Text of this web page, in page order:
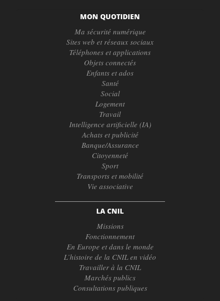
MON QUOTIDIEN
Ma sécurité numérique
Sites web et réseaux sociaux
Téléphones et applications
Objets connectés
Enfants et ados
Santé
Social
Logement
Travail
Intelligence artificielle (IA)
Achats et publicité
Banque/Assurance
Citoyenneté
Sport
Transports et mobilité
Vie associative
LA CNIL
Missions
Fonctionnement
En Europe et dans le monde
L’histoire de la CNIL en vidéo
Travailler à la CNIL
Marchés publics
Consultations publiques